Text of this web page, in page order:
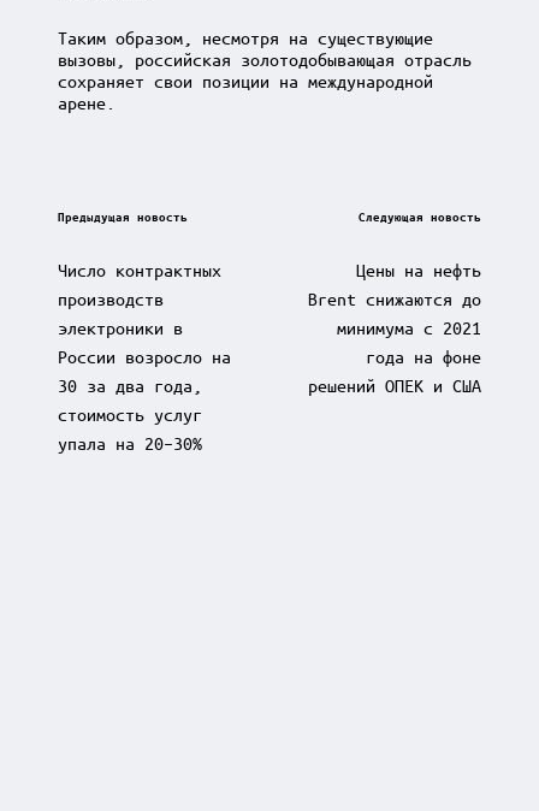
Таким образом, несмотря на существующие
вызовы, российская золотодобывающая отрасль
сохраняет свои позиции на международной
арене.
Post
Предыдущая новость
Число контрактных
производств
электроники в
России возросло на
30 за два года,
стоимость услуг
упала на 20–30%
Следующая новость
Цены на нефть
Brent снижаются до
минимума с 2021
года на фоне
решений ОПЕК и США